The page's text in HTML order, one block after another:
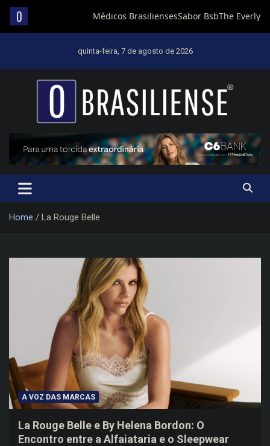
quinta-feira, 7 de agosto de 2026
Um diário de notícias que trabalha por Brasília
Home La Rouge Belle
A VOZ DAS MARCAS
La Rouge Belle e By Helena Bordon: O
Encontro entre a Alfaiataria e o Sleepwear